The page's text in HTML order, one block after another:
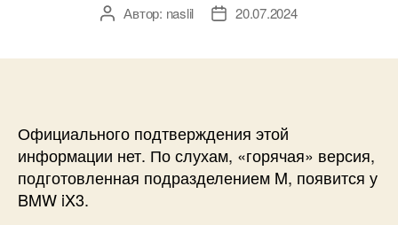
АвторАвтор: naslil
Дата20.07.2024
Официального подтверждения этой
информации нет. По слухам, «горячая» версия,
подготовленная подразделением M, появится у
BMW iX3.